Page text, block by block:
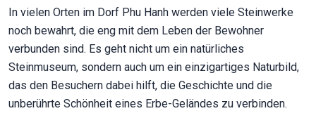
In vielen Orten im Dorf Phu Hanh werden viele Steinwerke
noch bewahrt, die eng mit dem Leben der Bewohner
verbunden sind. Es geht nicht um ein natürliches
Steinmuseum, sondern auch um ein einzigartiges Naturbild,
das den Besuchern dabei hilft, die Geschichte und die
unberührte Schönheit eines Erbe-Geländes zu verbinden.